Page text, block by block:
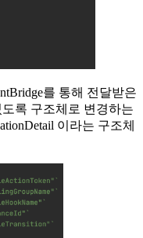
를 통해 전달받은
록 구조체로 변경하는
이라는 구조체